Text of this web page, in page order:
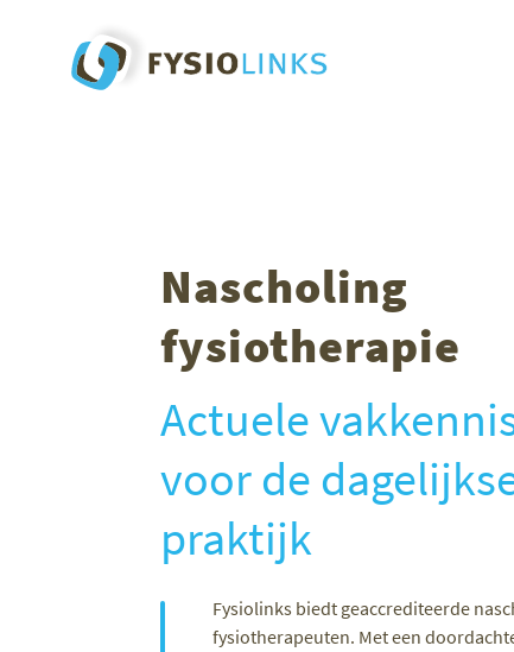
Nascholing
fysiotherapie
Actuele
voor de
praktijk
Fysiolinks biedt geaccrediteerde
fysiotherapeuten. Met een